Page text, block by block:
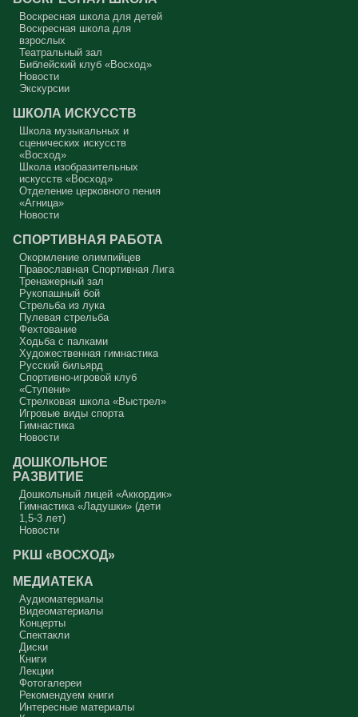
Сегодняшняя притча очень трудная. В ней хочется увидеть кого-то
другого, но не себя.
Вот с этим предлагается войти в сплошную неделю. Ещё раз:
сплошная неделя прошла, потом две мясопустные, третья –
Масленица, прощённое воскресенье. С чем я приду?
В нас должно быть внимание к тому, что время воздержания – это
дни для приготовления не только к Пасхе, а к Небесному Царству!
Это цель жизни. Я об этом забыл, я туда хочу, но я забыл. И я
сначала увидеть в себе этого урода, а потом начать с ним борьбу.
Аминь.
Протоиерей Андрей Алексеев
Воскресная школа для детей
Воскресная школа для
взрослых
Театральный зал
Библейский клуб «Восход»
Новости
Экскурсии
ШКОЛА ИСКУССТВ
Школа музыкальных и
сценических искусств
«Восход»
Школа изобразительных
искусств «Восход»
Отделение церковного пения
«Агница»
Новости
СПОРТИВНАЯ РАБОТА
Окормление олимпийцев
Православная Спортивная Лига
Тренажерный зал
Рукопашный бой
Стрельба из лука
Пулевая стрельба
Фехтование
Ходьба с палками
Художественная гимнастика
Русский бильярд
Спортивно-игровой клуб
«Ступени»
Стрелковая школа «Выстрел»
Игровые виды спорта
Гимнастика
Новости
ДОШКОЛЬНОЕ
РАЗВИТИЕ
Дошкольный лицей «Аккордик»
Гимнастика «Ладушки» (дети
1,5-3 лет)
Новости
РКШ «ВОСХОД»
МЕДИАТЕКА
Аудиоматериалы
Видеоматериалы
Концерты
Спектакли
Диски
Книги
Лекции
Фотогалереи
Рекомендуем книги
Интересные материалы